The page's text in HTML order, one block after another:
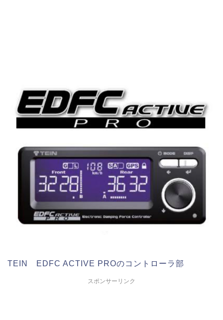
TEIN EDFC ACTIVE PROのコントローラ部
スポンサーリンク